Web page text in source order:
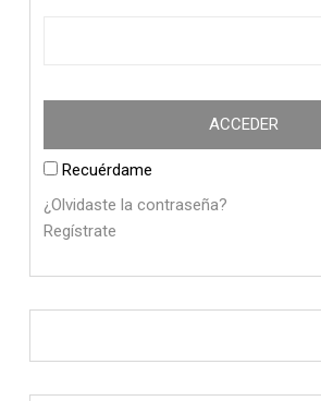
Recuérdame
¿Olvidaste la contraseña?
Regístrate